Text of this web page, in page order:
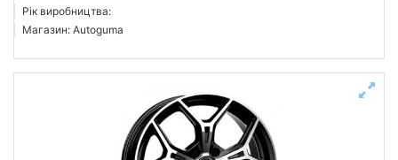
Рік виробництва:
Магазин: Autoguma